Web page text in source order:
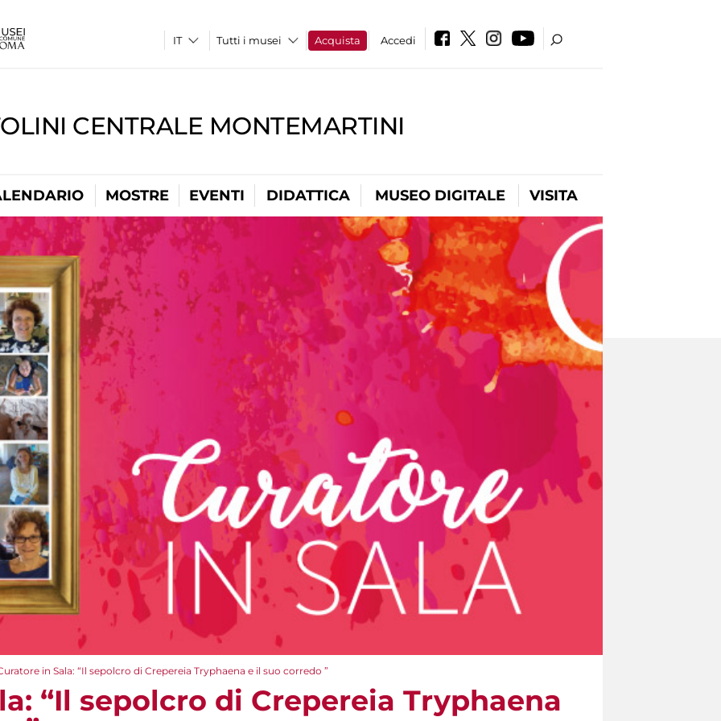
Tutti i musei Acquista Accedi
CENTRALE MONTEMARTINI
MOSTRE EVENTI DIDATTICA MUSEO DIGITALE VISITA
in Sala: “Il sepolcro di Crepereia Tryphaena e il suo corredo ”
“Il sepolcro di Crepereia Tryphaena